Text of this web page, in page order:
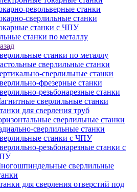
револьверные станки
сверлильные станки
станки с ЧПУ
станки по металлу
станки по металлу
сверлильные станки
сверлильные станки
фрезерные станки
резьбонарезные станки
сверлильные станки
для сверления труб
сверлильные станки
сверлильные станки
станки с ЧПУ
резьбонарезные станки с
сверлильные
для сверления отверстий под